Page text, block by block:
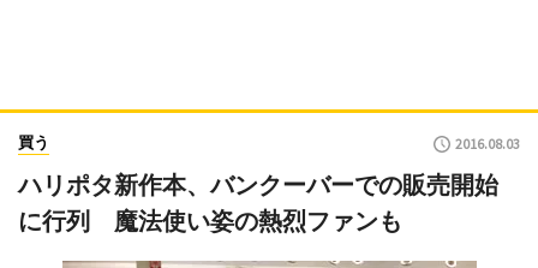
買う 2016.08.03
ハリポタ新作本、バンクーバーでの販売開始
に行列 魔法使い姿の熱烈ファンも